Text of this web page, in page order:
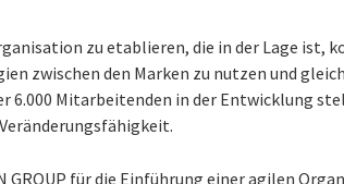
zu etablieren, die in der Lage ist,
zwischen den Marken zu nutzen und
6.000 Mitarbeitenden in der Entwicklung
für die Einführung einer agilen